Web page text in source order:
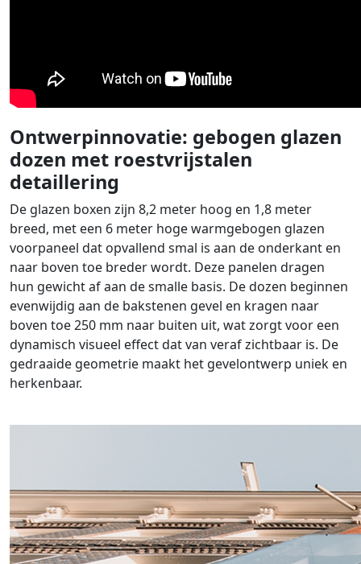
Ontwerpinnovatie: gebogen glazen
dozen met roestvrijstalen
detaillering
De glazen boxen zijn 8,2 meter hoog en 1,8 meter
breed, met een 6 meter hoge warmgebogen glazen
voorpaneel dat opvallend smal is aan de onderkant en
naar boven toe breder wordt. Deze panelen dragen
hun gewicht af aan de smalle basis. De dozen beginnen
evenwijdig aan de bakstenen gevel en kragen naar
boven toe 250 mm naar buiten uit, wat zorgt voor een
dynamisch visueel effect dat van veraf zichtbaar is. De
gedraaide geometrie maakt het gevelontwerp uniek en
herkenbaar.